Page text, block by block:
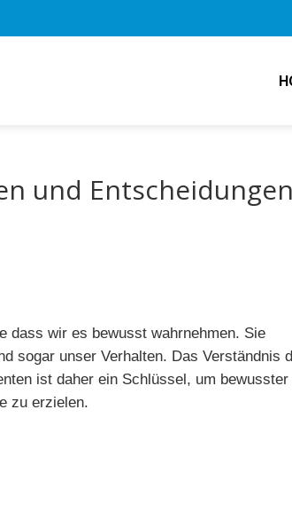
und Entscheidungen
dass wir es bewusst wahrnehmen. Sie
sogar unser Verhalten. Das Verständnis
ist daher ein Schlüssel, um
zu erzielen.